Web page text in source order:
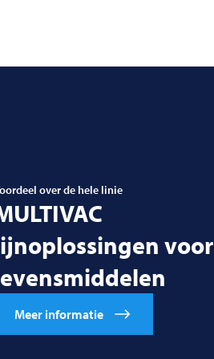
over de hele linie
voor
Meer informatie